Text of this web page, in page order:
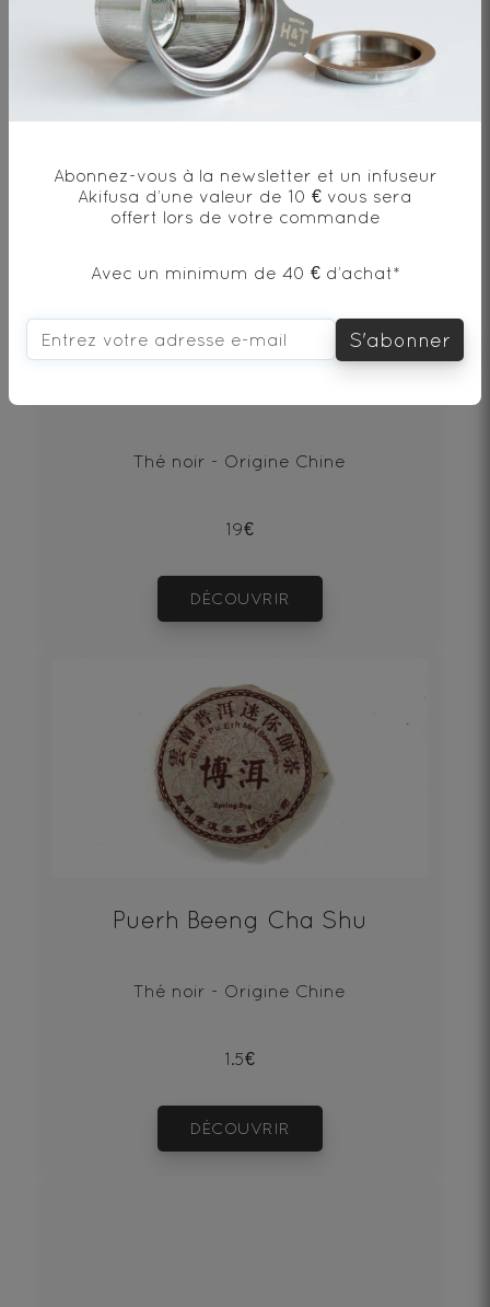
DÉCOUVRIR
Thé noir - Origine Chine
19€
DÉCOUVRIR
Puerh Beeng Cha Shu
Thé noir - Origine Chine
1.5€
DÉCOUVRIR
Abonnez-vous à la newsletter et un infuseur
Akifusa d’une valeur de 10 € vous sera
offert lors de votre commande
Avec un minimum de 40 € d’achat*
S'abonner